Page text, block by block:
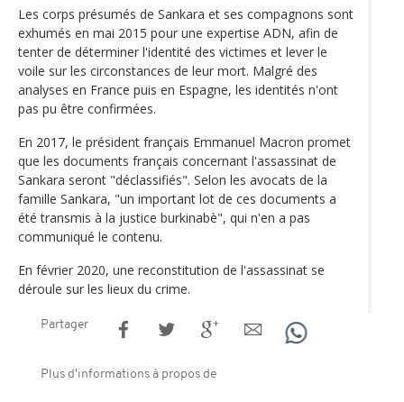
Les corps présumés de Sankara et ses compagnons sont
exhumés en mai 2015 pour une expertise ADN, afin de
tenter de déterminer l'identité des victimes et lever le
voile sur les circonstances de leur mort. Malgré des
analyses en France puis en Espagne, les identités n'ont
pas pu être confirmées.
En 2017, le président français Emmanuel Macron promet
que les documents français concernant l'assassinat de
Sankara seront "déclassifiés". Selon les avocats de la
famille Sankara, "un important lot de ces documents a
été transmis à la justice burkinabè", qui n'en a pas
communiqué le contenu.
En février 2020, une reconstitution de l'assassinat se
déroule sur les lieux du crime.
Partager
Plus d'informations à propos de